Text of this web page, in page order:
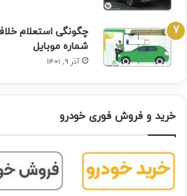
چگونگی استعلام
شماره موبایل
آذر ۹, ۱۴۰۱
خرید و فروش فوری خودرو